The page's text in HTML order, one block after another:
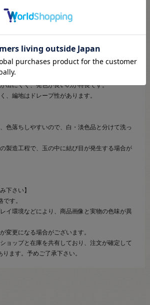
段
アン状の糸です。
出にくく、発色が良いのが特長です。
、編地はドレープ性があります。
色落ちしやすいので、白・淡色品と分けて洗っ
製造工程で、玉の中に結び目が発生する場合が
下さい】
す。
イ環境などにより、商品画像と実物の色味が異
変更になる場合がございます。
ョップと在庫を共有しており、注文が確定して
ます。予めご了承下さい。